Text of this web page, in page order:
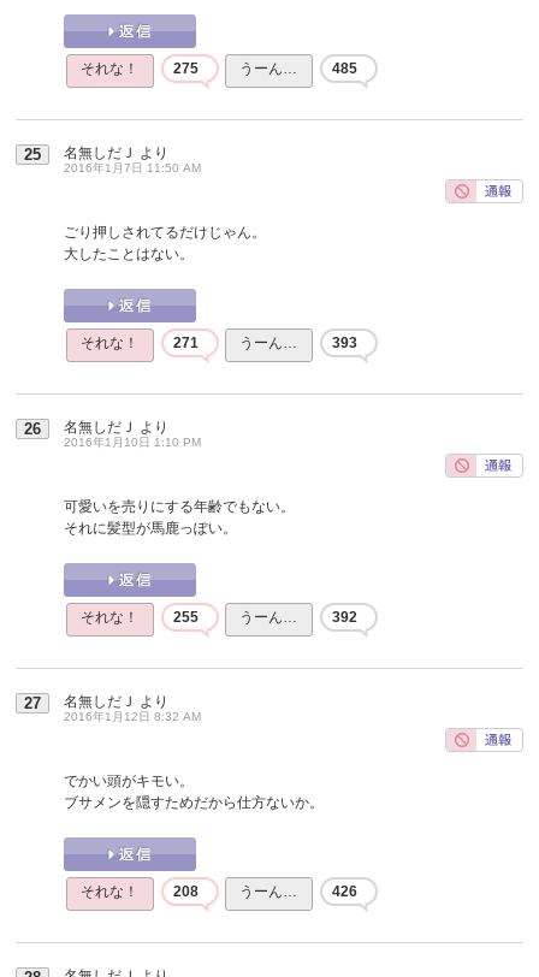
それな！ 275 うーん… 485
25 名無しだＪ より
2016年1月7日 11:50 AM
ごり押しされてるだけじゃん。
大したことはない。
それな！ 271 うーん… 393
26 名無しだＪ より
2016年1月10日 1:10 PM
可愛いを売りにする年齢でもない。
それに髪型が馬鹿っぽい。
それな！ 255 うーん… 392
27 名無しだＪ より
2016年1月12日 8:32 AM
でかい頭がキモい。
ブサメンを隠すためだから仕方ないか。
それな！ 208 うーん… 426